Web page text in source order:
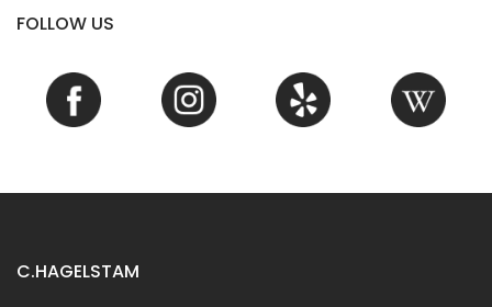
FOLLOW US
C.HAGELSTAM